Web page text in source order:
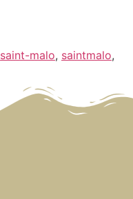
saint-malo, saintmalo,